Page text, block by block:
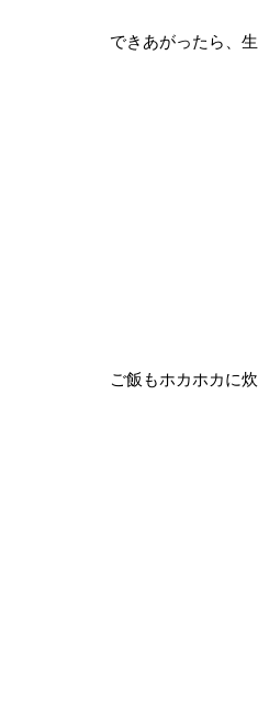
できあがったら、
ご飯もホカホカに